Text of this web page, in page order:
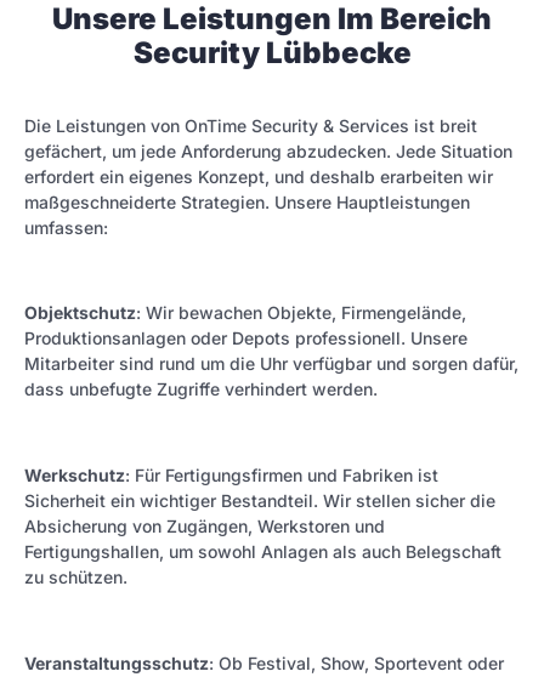
Unsere Leistungen Im Bereich
Security Lübbecke
Die Leistungen von OnTime Security & Services ist breit
gefächert, um jede Anforderung abzudecken. Jede Situation
erfordert ein eigenes Konzept, und deshalb erarbeiten wir
maßgeschneiderte Strategien. Unsere Hauptleistungen
umfassen:
Objektschutz: Wir bewachen Objekte, Firmengelände,
Produktionsanlagen oder Depots professionell. Unsere
Mitarbeiter sind rund um die Uhr verfügbar und sorgen dafür,
dass unbefugte Zugriffe verhindert werden.
Werkschutz: Für Fertigungsfirmen und Fabriken ist
Sicherheit ein wichtiger Bestandteil. Wir stellen sicher die
Absicherung von Zugängen, Werkstoren und
Fertigungshallen, um sowohl Anlagen als auch Belegschaft
zu schützen.
Veranstaltungsschutz: Ob Festival, Show, Sportevent oder